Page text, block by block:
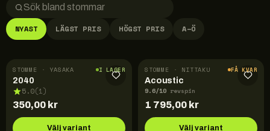
NYAST LÄGST PRIS HÖGST PRIS A–Ö
STOMME · YASAKA I LAGER
2040
5.0(1)
350,00 kr
Välj variant
STOMME · NITTAKU FÅ KVAR
Acoustic
9.6/10 revspin
1 795,00 kr
Välj variant